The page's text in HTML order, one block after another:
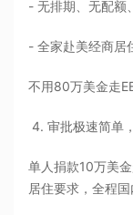
- 无排期、无配额
- 全家赴美经商居
不用80万美金走
4. 审批极速简单
单人捐款10万美
居住要求，全程国